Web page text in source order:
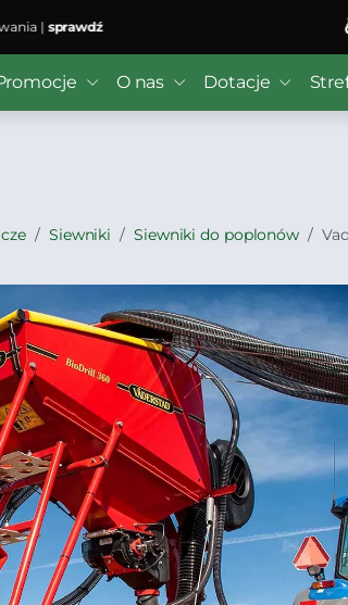
parameter #3 ($subject) of type
vendor/wordfence/wf-waf/
O nas Dotacje
Siewniki Siewniki do poplonów